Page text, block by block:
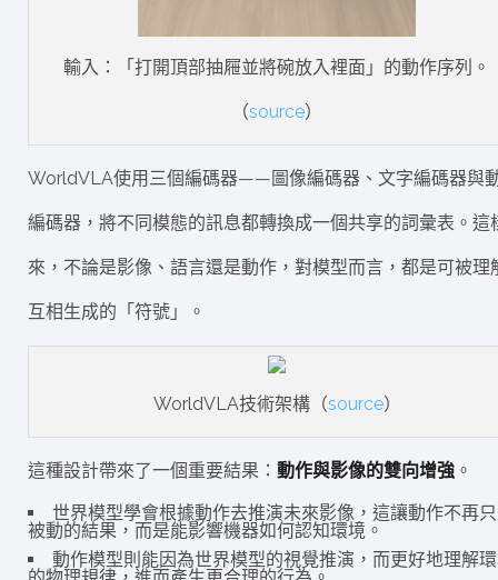
輸入：「打開頂部抽屜並將碗放入裡面」的動作序列。
（source）
WorldVLA使用三個編碼器——圖像編碼器、文字編碼器與
編碼器，將不同模態的訊息都轉換成一個共享的詞彙表。這
來，不論是影像、語言還是動作，對模型而言，都是可被理
互相生成的「符號」。
WorldVLA技術架構（source）
這種設計帶來了一個重要結果： 動作與影像的雙向增強 。
世界模型學會根據動作去推演未來影像，這讓動作不再
被動的結果，而是能影響機器如何認知環境。
動作模型則能因為世界模型的視覺推演，而更好地理解